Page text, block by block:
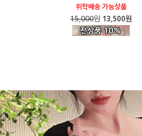
위탁배송 가능상품
15,000원 13,500원